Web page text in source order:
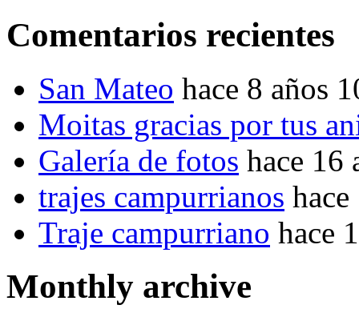
Comentarios recientes
San Mateo hace 8 años
Moitas gracias por tus
Galería de fotos hace 16
trajes campurrianos
Traje campurriano hace
Monthly archive